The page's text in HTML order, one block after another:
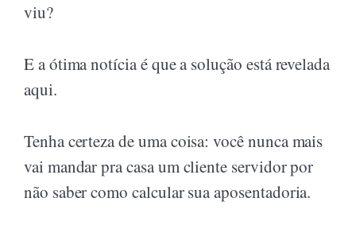
viu?
E a ótima notícia é que a solução está revelada
aqui.
Tenha certeza de uma coisa: você nunca mais
vai mandar pra casa um cliente servidor por
não saber como calcular sua aposentadoria.